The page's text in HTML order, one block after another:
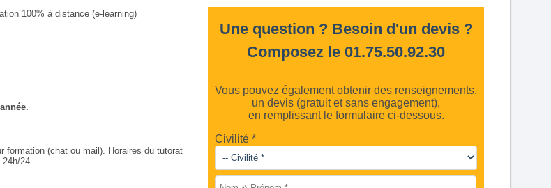
100% à distance (e-learning)
formation (chat ou mail). Horaires du tutorat
24.
Une question ? Besoin d'un devis ?
Composez le 01.75.50.92.30
Vous pouvez également obtenir des renseignements,
un devis (gratuit et sans engagement),
en remplissant le formulaire ci-dessous.
Civilité *